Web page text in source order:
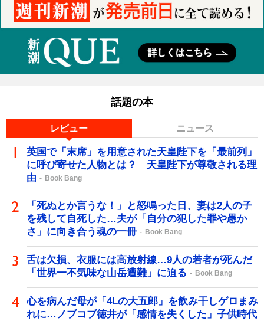
話題の本
レビュー ニュース
英国で「末席」を用意された天皇陛下を「最前列」
に呼び寄せた人物とは？ 天皇陛下が尊敬される理
由
Book Bang
「死ぬとか言うな！」と怒鳴った日、妻は2人の子
を残して自死した…夫が「自分の犯した罪や愚か
さ」に向き合う魂の一冊
Book Bang
舌は欠損、衣服には高放射線…9人の若者が死んだ
「世界一不気味な山岳遭難」に迫る
Book Bang
心を病んだ母が「4Lの大五郎」を飲み干しゲロまみ
れに…ノブコブ徳井が「感情を失くした」子供時代